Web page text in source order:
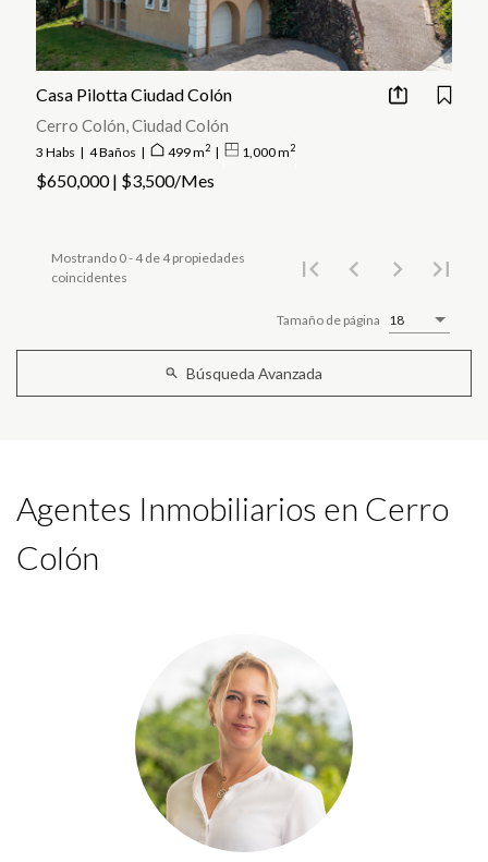
Casa Pilotta Ciudad Colón
Cerro Colón, Ciudad Colón
3 Habs | 4 Baños | 499 m2 | 1,000 m2
$650,000 | $3,500/Mes
Tamaño de página 18
Mostrando 0 - 4 de 4 propiedades
coincidentes
Búsqueda Avanzada
Agentes Inmobiliarios en Cerro
Colón